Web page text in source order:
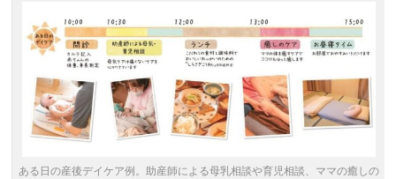
ある日の産後デイケア例。助産師による母乳相談や育児相談、ママの癒しの